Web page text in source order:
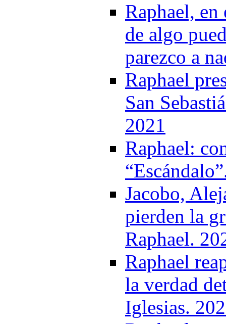
Raphael,
de algo
parezco a
Raphael
San
2021
Raphael:
Jacobo,
pierden la
Raphael.
Raphael
la verdad
Iglesias.